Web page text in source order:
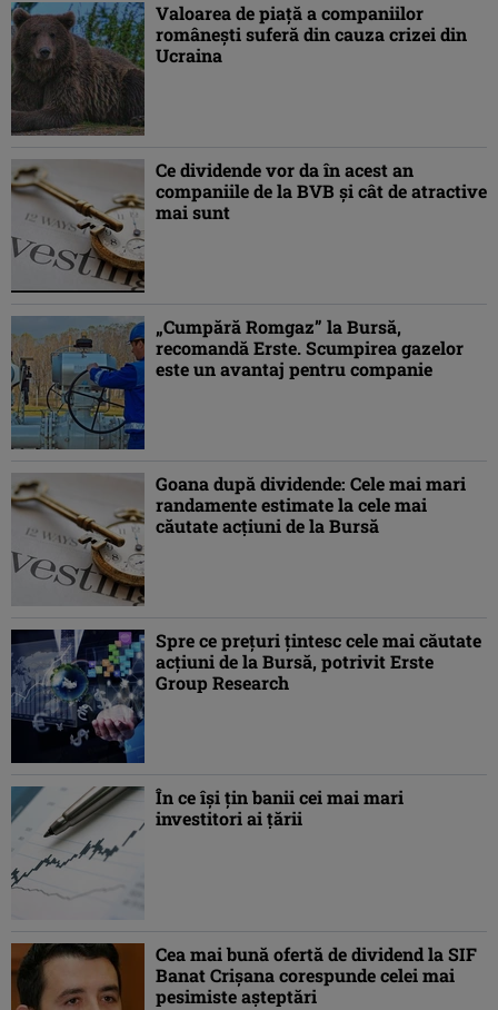
Valoarea de piaţă a companiilor
româneşti suferă din cauza crizei din
Ucraina
Ce dividende vor da în acest an
companiile de la BVB şi cât de atractive
mai sunt
„Cumpără Romgaz” la Bursă,
recomandă Erste. Scumpirea gazelor
este un avantaj pentru companie
Goana după dividende: Cele mai mari
randamente estimate la cele mai
căutate acţiuni de la Bursă
Spre ce preţuri ţintesc cele mai căutate
acţiuni de la Bursă, potrivit Erste
Group Research
În ce îşi ţin banii cei mai mari
investitori ai ţării
Cea mai bună ofertă de dividend la SIF
Banat Crişana corespunde celei mai
pesimiste aşteptări